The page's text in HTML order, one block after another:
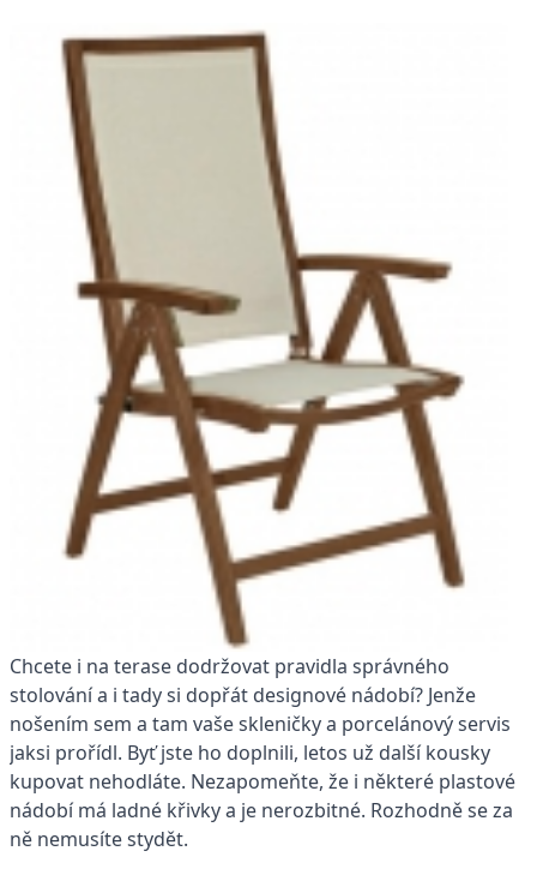
Chcete i na terase dodržovat pravidla správného
stolování a i tady si dopřát designové nádobí? Jenže
nošením sem a tam vaše skleničky a porcelánový servis
jaksi prořídl. Byť jste ho doplnili, letos už další kousky
kupovat nehodláte. Nezapomeňte, že i některé plastové
nádobí má ladné křivky a je nerozbitné. Rozhodně se za
ně nemusíte stydět.